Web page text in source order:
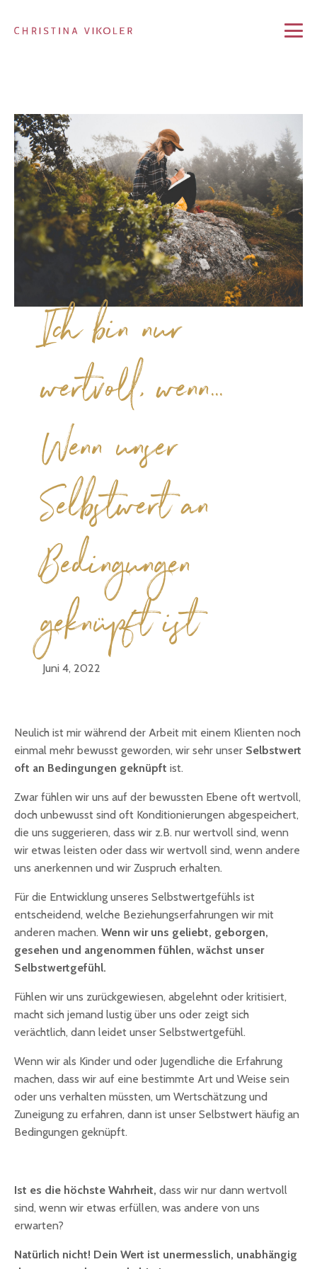
Ich bin nur
wertvoll, wenn...
Wenn unser
Selbstwert an
Bedingungen
geknüpft ist
Juni 4, 2022
Neulich ist mir während der Arbeit mit einem Klienten noch
einmal mehr bewusst geworden, wir sehr unser Selbstwert
oft an Bedingungen geknüpft ist.
Zwar fühlen wir uns auf der bewussten Ebene oft wertvoll,
doch unbewusst sind oft Konditionierungen abgespeichert,
die uns suggerieren, dass wir z.B. nur wertvoll sind, wenn
wir etwas leisten oder dass wir wertvoll sind, wenn andere
uns anerkennen und wir Zuspruch erhalten.
Für die Entwicklung unseres Selbstwertgefühls ist
entscheidend, welche Beziehungserfahrungen wir mit
anderen machen. Wenn wir uns geliebt, geborgen,
gesehen und angenommen fühlen, wächst unser
Selbstwertgefühl.
Fühlen wir uns zurückgewiesen, abgelehnt oder kritisiert,
macht sich jemand lustig über uns oder zeigt sich
verächtlich, dann leidet unser Selbstwertgefühl.
Wenn wir als Kinder und oder Jugendliche die Erfahrung
machen, dass wir auf eine bestimmte Art und Weise sein
oder uns verhalten müssten, um Wertschätzung und
Zuneigung zu erfahren, dann ist unser Selbstwert häufig an
Bedingungen geknüpft.
Ist es die höchste Wahrheit, dass wir nur dann wertvoll
sind, wenn wir etwas erfüllen, was andere von uns
erwarten?
Natürlich nicht! Dein Wert ist unermesslich, unabhängig